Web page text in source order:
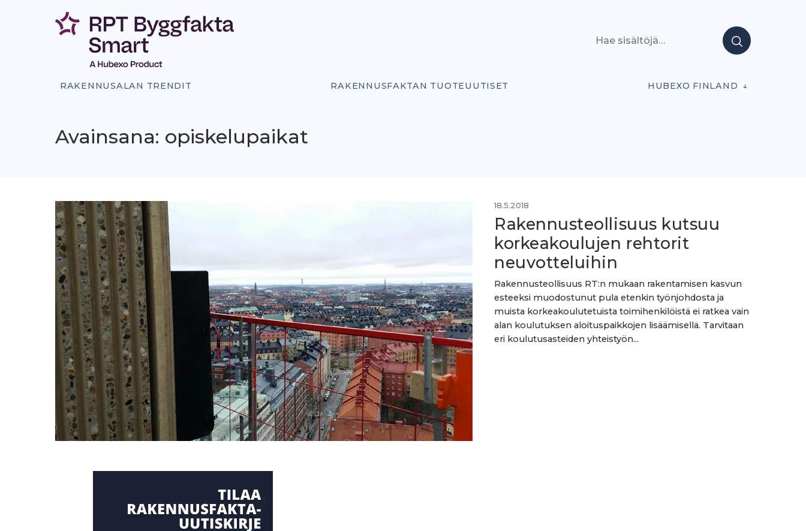
RAKENNUSALAN TRENDIT RAKENNUSFAKTAN TUOTEUUTISET HUBEXO FINLAND
Avainsana: opiskelupaikat
18.5.2018
Rakennusteollisuus kutsuu
korkeakoulujen rehtorit
neuvotteluihin
Rakennusteollisuus RT:n mukaan rakentamisen kasvun
esteeksi muodostunut pula etenkin työnjohdosta ja
muista korkeakoulutetuista toimihenkilöistä ei ratkea vain
alan koulutuksen aloituspaikkojen lisäämisellä. Tarvitaan
eri koulutusasteiden yhteistyön...